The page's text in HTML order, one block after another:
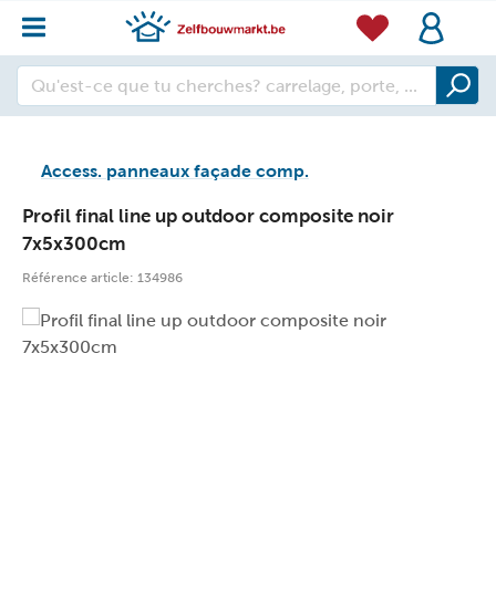
Access. panneaux façade comp.
Profil final line up outdoor composite noir
7x5x300cm
Référence article: 134986